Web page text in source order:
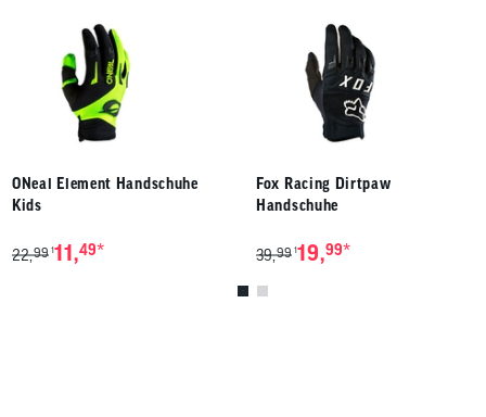
ONeal Element Handschuhe
Kids
22,99 111,49*
Fox Racing Dirtpaw
Handschuhe
39,99 119,99*